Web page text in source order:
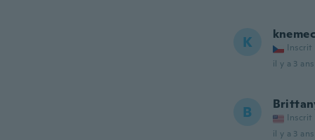
K knemec
Inscrit
il y a 3 ans
B
Inscrit
il y a 3 ans